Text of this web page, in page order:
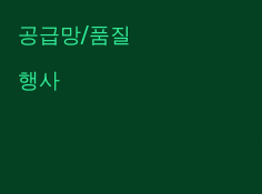
공급망/품질
행사